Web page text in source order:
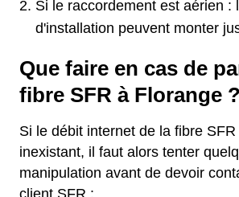
Si le raccordement est aérien :
d'installation peuvent monter
Que faire en cas de
fibre SFR à Florange ?
Si le débit internet de la fibre
inexistant, il faut alors tenter
manipulation avant de devoir